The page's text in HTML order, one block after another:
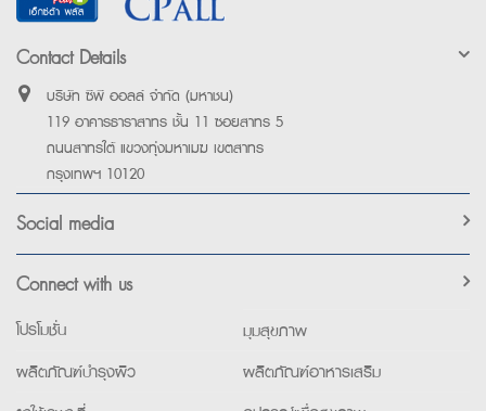
Contact Details
บริษัท ซีพี ออลล์ จำกัด (มหาชน)
119 อาคารธาราสาทร ชั้น 11 ซอยสาทร 5
ถนนสาทรใต้ แขวงทุ่งมหาเมฆ เขตสาทร
กรุงเทพฯ 10120
Social media
Connect with us
โปรโมชั่น
มุมสุขภาพ
ผลิตภัณฑ์บำรุงผิว
ผลิตภัณฑ์อาหารเสริม